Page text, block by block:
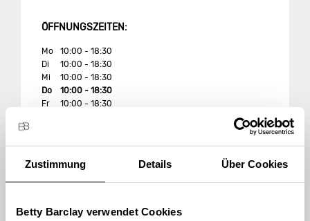
Zustimmung Details Über Cookies
Betty Barclay verwendet Cookies
ÖFFNUNGSZEITEN:
Mo
10:00 - 18:30
Di
10:00 - 18:30
Mi
10:00 - 18:30
Do
10:00 - 18:30
Fr
10:00 - 18:30
Betty Barclay Store Fil 106 Mainz in Mainz begrüßt Sie mit
einem attraktiven Sortiment an Produkten der Marken
Die Produktpalette erstreckt sich dabei auf